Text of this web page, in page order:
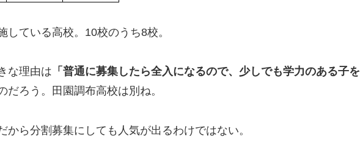
している高校。10校のうち8校。
な理由は 「普通に募集したら全入になるので、少しでも学力のある子を
だろう。田園調布高校は別ね。
から分割募集にしても人気が出るわけではない。